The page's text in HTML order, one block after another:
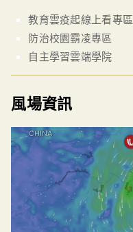
教育雲疫起線上看專區
防治校園霸凌專區
自主學習雲端學院
風場資訊